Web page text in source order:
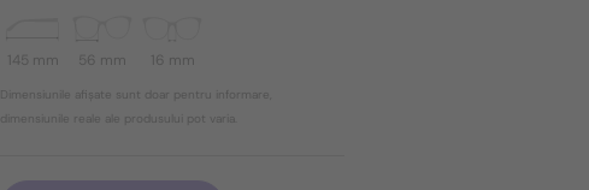
145 mm 56 mm 16 mm
Dimensiunile afișate sunt doar pentru informare,
dimensiunile reale ale produsului pot varia.